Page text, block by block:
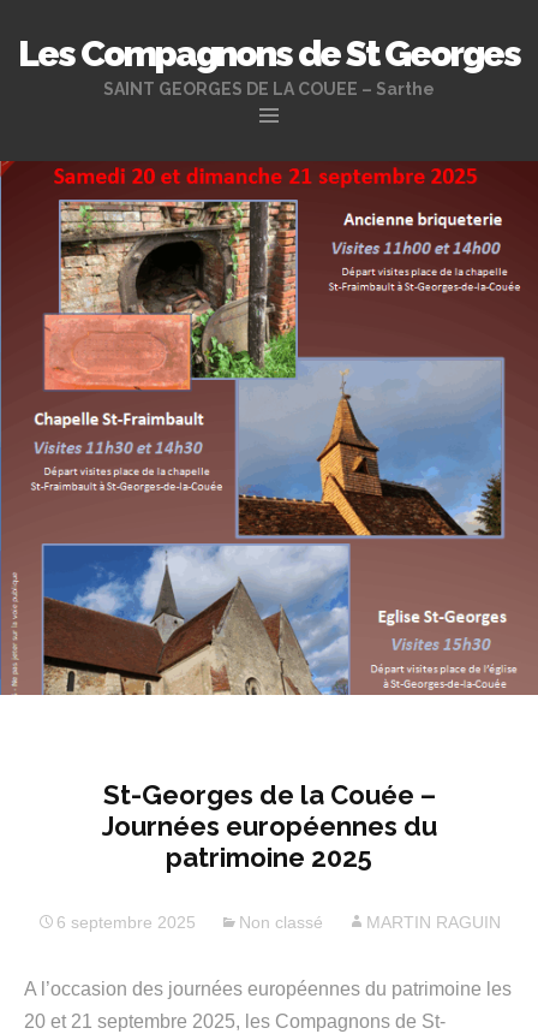
Les Compagnons de St Georges
SAINT GEORGES DE LA COUEE – Sarthe
au
contenu
principal
St-Georges de la Couée –
Journées européennes du
patrimoine 2025
6 septembre 2025 Non classé MARTIN RAGUIN
A l’occasion des journées européennes du patrimoine les
20 et 21 septembre 2025, les Compagnons de St-